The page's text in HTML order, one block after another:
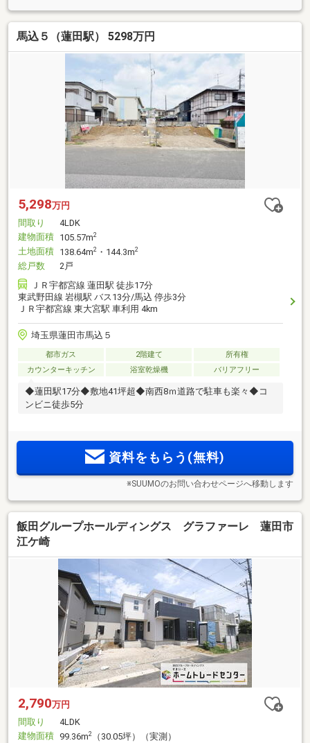
馬込５（蓮田駅） 5298万円
5,298万円
間取り
4LDK
建物面積 105.57m2
土地面積 138.64m2 ・144.3m2
総戸数
2戸
ＪＲ宇都宮線 蓮田駅 徒歩17分
東武野田線 岩槻駅 バス13分/馬込 停歩3分
ＪＲ宇都宮線 東大宮駅 車利用 4km
埼玉県蓮田市馬込５
都市ガス 2階建て
所有権
カウンターキッチン
浴室乾燥機 バリアフリー
◆蓮田駅17分◆敷地41坪超◆南西8ｍ道路で駐車も楽々◆コ
ンビニ徒歩5分
資料をもらう(無料)
※SUUMOのお問い合わせページへ移動します
飯田グループホールディングス グラファーレ 蓮田市
江ケ崎
2,790万円
間取り
4LDK
建物面積 99.36m2 （30.05坪）（実測）